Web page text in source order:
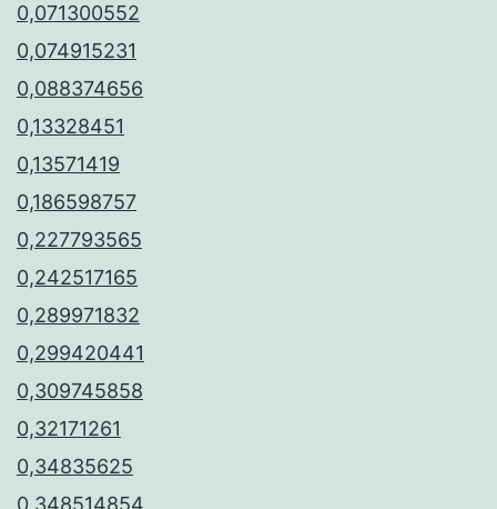
0,071300552
0,074915231
0,088374656
0,13328451
0,13571419
0,186598757
0,227793565
0,242517165
0,289971832
0,299420441
0,309745858
0,32171261
0,34835625
0,348514854